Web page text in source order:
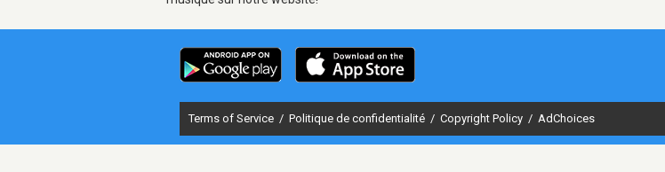
Terms of Service / Politique de confidentialité / Copyright Policy / AdChoices